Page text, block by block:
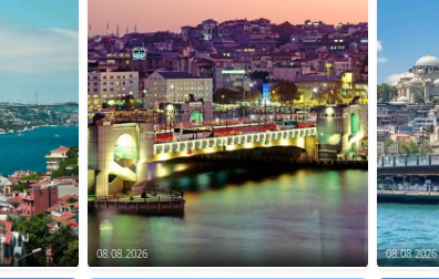
08.08.2026 08.08.2026